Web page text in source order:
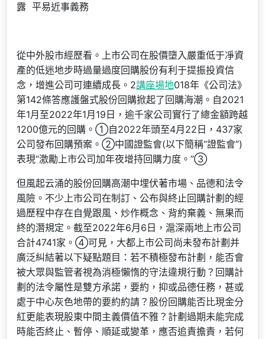
露 平易近事義務
從中外股市經歷看。上市公司在股價墮入嚴重低于凈資
產的低迷地步時過量過度回購股份有利于提振投資信
念，增進公司可連續成長。2講座場地018年《公司法》
第142條答應護盤式股份回購掀起了回購海潮。自2021
年1月至2022年1月19日，逾千家公司實行了總金額跨越
1200億元的回購。①自2022年頭至4月22日，437家
公司發布回購預案。②中國證監會(以下簡稱“證監會”)
表現“激勵上市公司加年夜增持回購力度。”③
但風起云涌的股份回購高潮中埋伏著市場、品德和法令
風險。不少上市公司在制訂、公布與終止回購計劃的經
過歷程中存在自覺跟風、炒作概念、背約棄義、無果而
終的潛規定。截至2022年6月6日，滬深兩地上市公司
合計4741家。④可見，大都上市公司尚未發布計劃并
廣泛糾結著以下疑點題目：若不積極發布計劃，能否會
被大眾與監管者視為消極懶惰的守法違規行動？回購計
劃的法令屬性是雙方承諾，要約，抑或品德任務，甚或
處于中心灰色地帶的要約約請？股份回購能否比現金分
紅更能表現股東中間主義價值不雅？計劃過期未能完成
時能否終止、暫停、順延或變革，應否追責擔責，若何